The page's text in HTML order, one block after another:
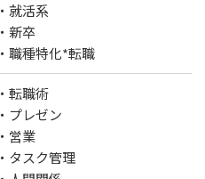
・就活系
・新卒
・職種特化*転職
・転職術
・プレゼン
・営業
・タスク管理